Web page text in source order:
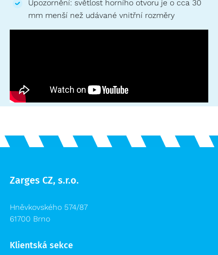
Upozornění: světlost horního otvoru je o cca 30
mm menší než udávané vnitřní rozměry
Zarges CZ, s.r.o.
Hněvkovského 574/87
61700 Brno
Klientská sekce